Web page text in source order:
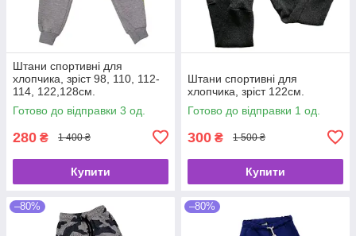
Штани спортивні для
хлопчика, зріст 98, 110, 112-
114, 122,128см.
Готово до відправки 3 од.
280 ₴ 1 400 ₴
Купити
Штани спортивні для
хлопчика, зріст 122см.
Готово до відправки 1 од.
300 ₴ 1 500 ₴
Купити
–80% –80%